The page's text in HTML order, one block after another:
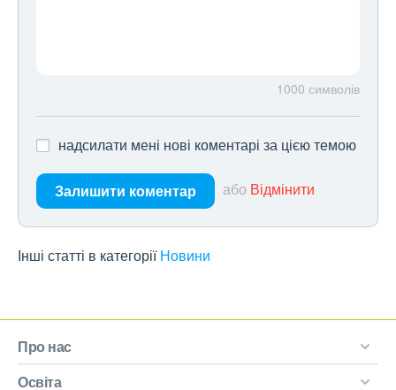
1000 символів
надсилати мені нові коментарі за цією темою
Залишити коментар або Відмінити
Інші статті в категорії Новини
Про нас
Освіта